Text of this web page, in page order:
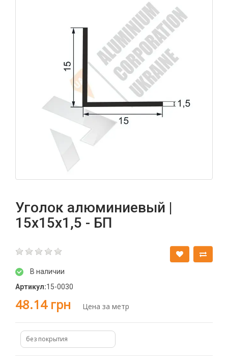
Уголок алюминиевый |
15х15х1,5 - БП
В наличии
Артикул:15-0030
48.14 грн Цена за метр
без покрытия